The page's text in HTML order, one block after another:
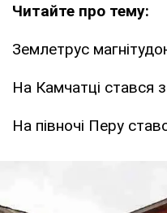
Читайте про тему:
Землетрус
На Камчатці стався
На півночі Перу